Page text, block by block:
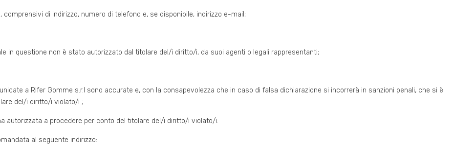
di indirizzo, numero di telefono e, se disponibile, indirizzo e-mail;
in questione non è stato autorizzato dal titolare del/i diritto/i, da suoi agenti o legali rappresentanti;
a Rifer Gomme s.r.l sono accurate e, con la consapevolezza che in caso di falsa dichiarazione si incorrerà in sanzioni penali, che si è
del/i diritto/i violato/i ;
autorizzata a procedere per conto del titolare del/i diritto/i violato/i.
al seguente indirizzo: